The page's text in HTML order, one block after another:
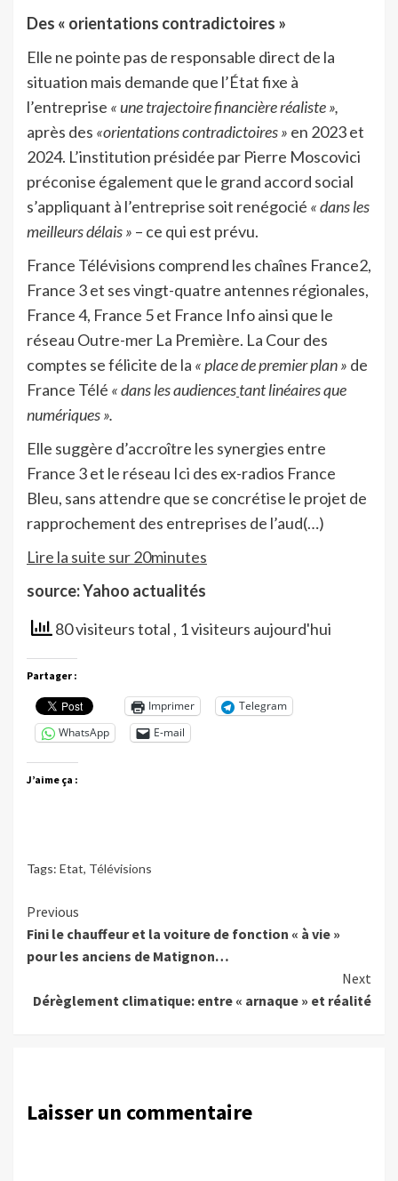
Des « orientations contradictoires »
Elle ne pointe pas de responsable direct de la
situation mais demande que l’État fixe à
l’entreprise « une trajectoire financière réaliste »,
après des «orientations contradictoires » en 2023 et
2024. L’institution présidée par Pierre Moscovici
préconise également que le grand accord social
s’appliquant à l’entreprise soit renégocié « dans les
meilleurs délais » – ce qui est prévu.
France Télévisions comprend les chaînes France2,
France 3 et ses vingt-quatre antennes régionales,
France 4, France 5 et France Info ainsi que le
réseau Outre-mer La Première. La Cour des
comptes se félicite de la « place de premier plan » de
France Télé « dans les audiencestant linéaires que
numériques ».
Elle suggère d’accroître les synergies entre
France 3 et le réseau Ici des ex-radios France
Bleu, sans attendre que se concrétise le projet de
rapprochement des entreprises de l’aud(…)
Lire la suite sur 20minutes
source: Yahoo actualités
80 visiteurs total , 1 visiteurs aujourd'hui
Partager :
Imprimer
Telegram
WhatsApp
E-mail
J’aime ça :
Tags: Etat, Télévisions
Continue
Reading
Previous
Fini le chauffeur et la voiture de fonction « à vie »
pour les anciens de Matignon…
Next
Dérèglement climatique: entre « arnaque » et réalité
Laisser un commentaire